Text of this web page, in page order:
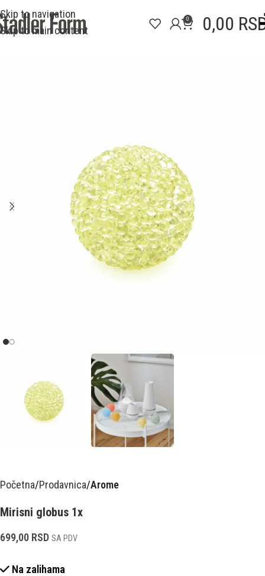
Skip to navigation
Skip to main content
0 0,00
Početna Prodavnica Arome
Mirisni globus 1x
699,00 RSD SA PDV
Na zalihama